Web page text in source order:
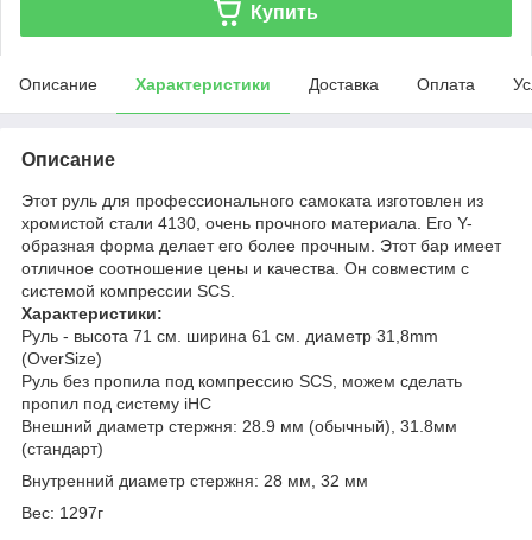
Купить
Описание Характеристики Доставка Оплата
Описание
Этот руль для профессионального самоката изготовлен из
хромистой стали 4130, очень прочного материала. Его Y-
образная форма делает его более прочным. Этот бар имеет
отличное соотношение цены и качества. Он совместим с
системой компрессии SCS.
Характеристики:
Руль - высота 71 см. ширина 61 см. диаметр 31,8mm
(OverSize)
Руль без пропила под компрессию SCS, можем сделать
пропил под систему iHC
Внешний диаметр стержня: 28.9 мм (обычный), 31.8мм
(стандарт)
Внутренний диаметр стержня: 28 мм, 32 мм
Вес: 1297г